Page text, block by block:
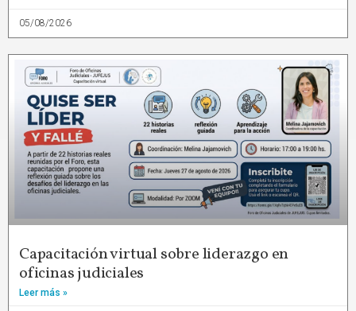
05/08/2026
Capacitación virtual sobre liderazgo en
oficinas judiciales
Leer más »